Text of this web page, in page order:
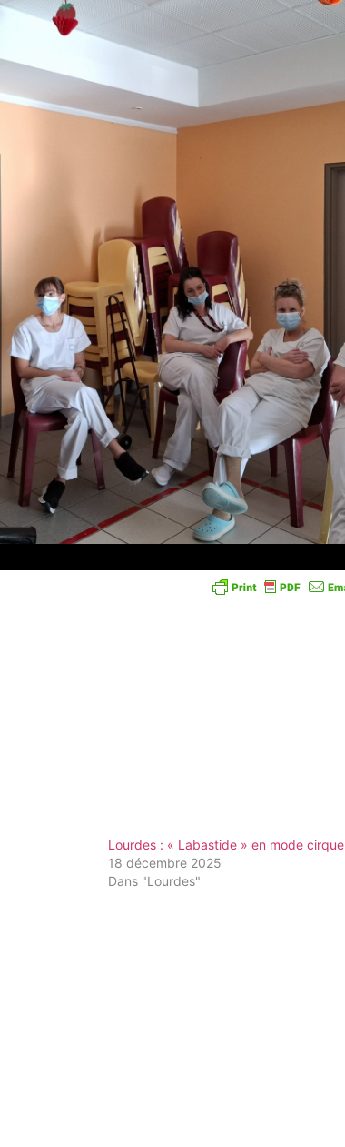
Lourdes : « Labastide » en mode cirque
18 décembre 2025
Dans "Lourdes"